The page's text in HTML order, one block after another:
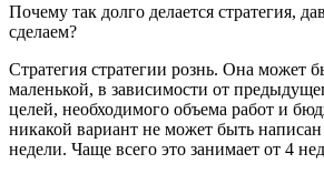
Почему так долго делается стратегия,
сделаем?
Стратегия стратегии рознь. Она может
маленькой, в зависимости от
целей, необходимого объема работ и
никакой вариант не может быть
недели. Чаще всего это занимает от 4